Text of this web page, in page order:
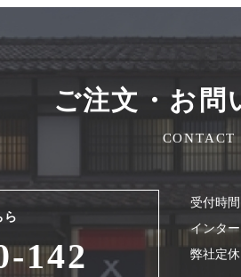
ご注文・お問
CONTACT
ら
142
受付時
インタ
弊社定